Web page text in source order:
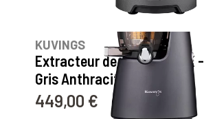
47 avis
KUVINGS
Extracteur de jus D9900BX -
Gris Anthracite
Prix
449,00 €